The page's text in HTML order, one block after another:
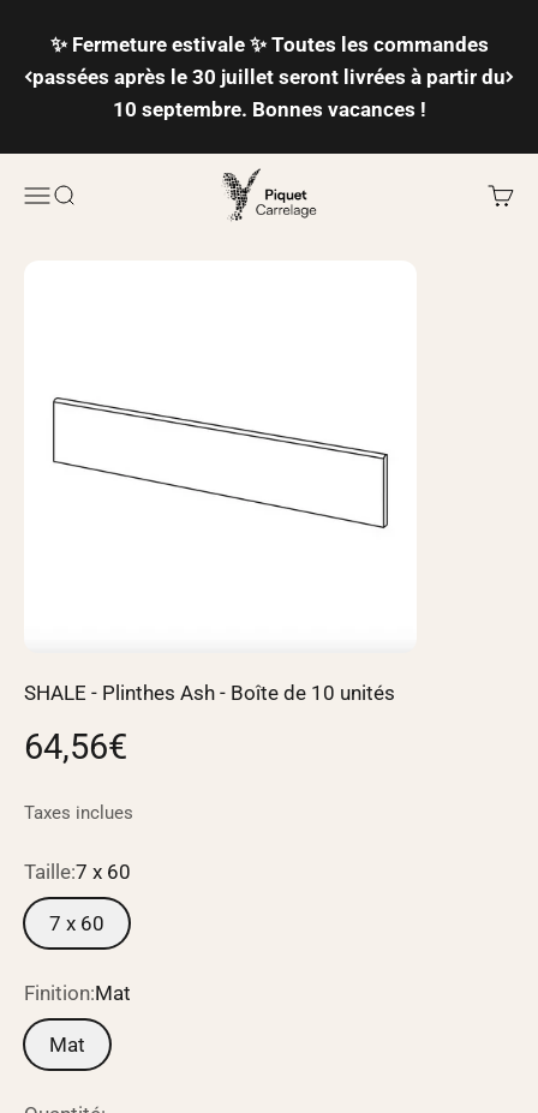
✨ Fermeture estivale ✨ Toutes les commandes
passées après le 30 juillet seront livrées à partir du
10 septembre. Bonnes vacances !
Ouvrir la navigation
Ouvrir la recherche
Piquet Carrelage
Voir
SHALE - Plinthes Ash - Boîte de 10 unités
Prix de vente
64,56€
Taxes inclues
Taille:7 x 60
7 x 60
Finition:Mat
Mat